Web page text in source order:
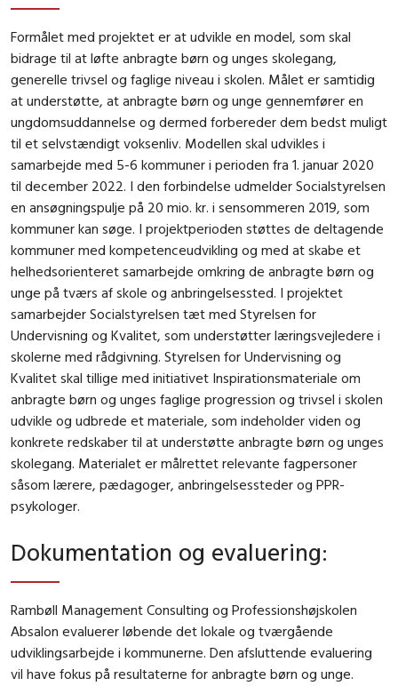
Formålet med projektet er at udvikle en model, som skal
bidrage til at løfte anbragte børn og unges skolegang,
generelle trivsel og faglige niveau i skolen. Målet er samtidig
at understøtte, at anbragte børn og unge gennemfører en
ungdomsuddannelse og dermed forbereder dem bedst muligt
til et selvstændigt voksenliv. Modellen skal udvikles i
samarbejde med 5-6 kommuner i perioden fra 1. januar 2020
til december 2022. I den forbindelse udmelder Socialstyrelsen
en ansøgningspulje på 20 mio. kr. i sensommeren 2019, som
kommuner kan søge. I projektperioden støttes de deltagende
kommuner med kompetenceudvikling og med at skabe et
helhedsorienteret samarbejde omkring de anbragte børn og
unge på tværs af skole og anbringelsessted. I projektet
samarbejder Socialstyrelsen tæt med Styrelsen for
Undervisning og Kvalitet, som understøtter læringsvejledere i
skolerne med rådgivning. Styrelsen for Undervisning og
Kvalitet skal tillige med initiativet Inspirationsmateriale om
anbragte børn og unges faglige progression og trivsel i skolen
udvikle og udbrede et materiale, som indeholder viden og
konkrete redskaber til at understøtte anbragte børn og unges
skolegang. Materialet er målrettet relevante fagpersoner
såsom lærere, pædagoger, anbringelsessteder og PPR-
psykologer.
Dokumentation og evaluering:
Rambøll Management Consulting og Professionshøjskolen
Absalon evaluerer løbende det lokale og tværgående
udviklingsarbejde i kommunerne. Den afsluttende evaluering
vil have fokus på resultaterne for anbragte børn og unge.